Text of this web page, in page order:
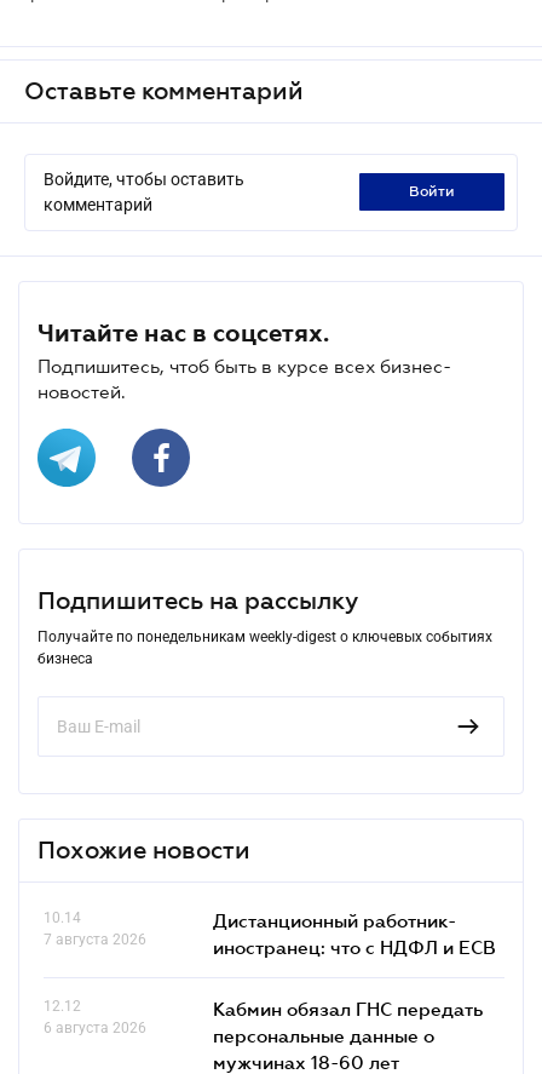
Оставьте комментарий
Войдите, чтобы оставить
комментарий
войти
Читайте нас в соцсетях.
Подпишитесь, чтоб быть в курсе всех бизнес-
новостей.
Подпишитесь на рассылку
Получайте по понедельникам weekly-digest о ключевых событиях
бизнеса
Похожие новости
10.14
7 августа 2026
Дистанционный работник-
иностранец: что с НДФЛ и ЕСВ
12.12
6 августа 2026
Кабмин обязал ГНС передать
персональные данные о
мужчинах 18-60 лет